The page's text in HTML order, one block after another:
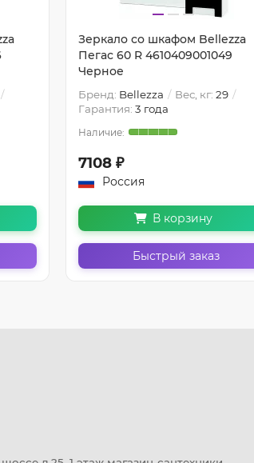
Зеркало со шкафом Bellezza
Пегас 60 R 4610409001049
Черное
Бренд: Bellezza Вес, кг: 29
Гарантия: 3 года
7108 ₽
Россия
В корзину
Быстрый заказ